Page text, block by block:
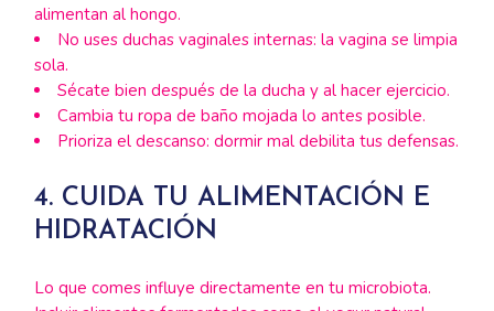
alimentan al hongo.
No uses duchas vaginales internas: la vagina se limpia
sola.
Sécate bien después de la ducha y al hacer ejercicio.
Cambia tu ropa de baño mojada lo antes posible.
Prioriza el descanso: dormir mal debilita tus defensas.
4. CUIDA TU ALIMENTACIÓN E
HIDRATACIÓN
Lo que comes influye directamente en tu microbiota.